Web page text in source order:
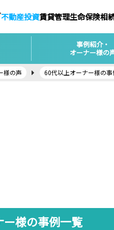
不動産投資賃貸管理生命保険相
事例紹介・
オーナー様の
様の声 60代以上オーナー様の
様の事例一覧